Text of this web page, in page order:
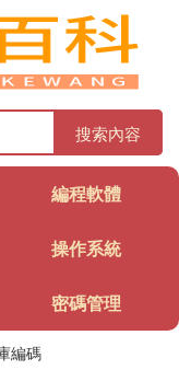
搜索內容
編程軟體
操作系統
密碼管理
編碼